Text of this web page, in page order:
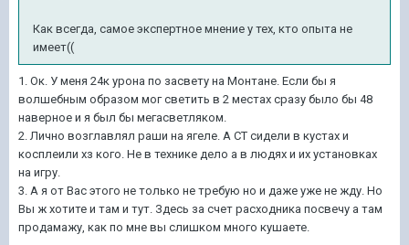
Как всегда, самое экспертное мнение у тех, кто опыта не
имеет((
1. Ок. У меня 24к урона по засвету на Монтане. Если бы я
волшебным образом мог светить в 2 местах сразу было бы 48
наверное и я был бы мегасветляком.
2. Лично возглавлял раши на ягеле. А СТ сидели в кустах и
косплеили хз кого. Не в технике дело а в людях и их установках
на игру.
3. А я от Вас этого не только не требую но и даже уже не жду. Но
Вы ж хотите и там и тут. Здесь за счет расходника посвечу а там
продамажу, как по мне вы слишком много кушаете.